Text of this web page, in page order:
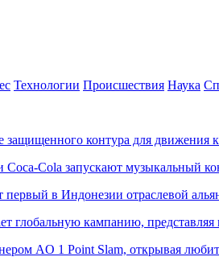
Технологии Происшествия Наука
защищенного контура для
Coca-Cola запускают музыкальный
первый в Индонезии отраслевой
глобальную кампанию,
AO 1 Point Slam, открывая